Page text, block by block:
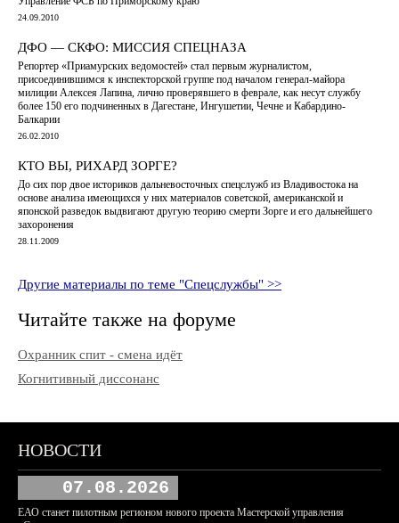
24.09.2010
ДФО — СКФО: МИССИЯ СПЕЦНАЗА
Репортер «Приамурских ведомостей» стал первым журналистом,
присоединившимся к инспекторской группе под началом генерал-майора
милиции Алексея Лапина, лично проверявшего в феврале, как несут службу
более 150 его подчиненных в Дагестане, Ингушетии, Чечне и Кабардино-
Балкарии
26.02.2010
КТО ВЫ, РИХАРД ЗОРГЕ?
До сих пор двое историков дальневосточных спецслужб из Владивостока на
основе анализа имеющихся у них материалов советской, американской и
японской разведок выдвигают другую теорию смерти Зорге и его дальнейшего
захоронения
28.11.2009
Другие материалы по теме "Спецслужбы" >>
Читайте также на форуме
Охранник спит - смена идёт
Когнитивный диссонанс
НОВОСТИ
07.08.2026
ЕАО станет пилотным регионом нового проекта Мастерской управления